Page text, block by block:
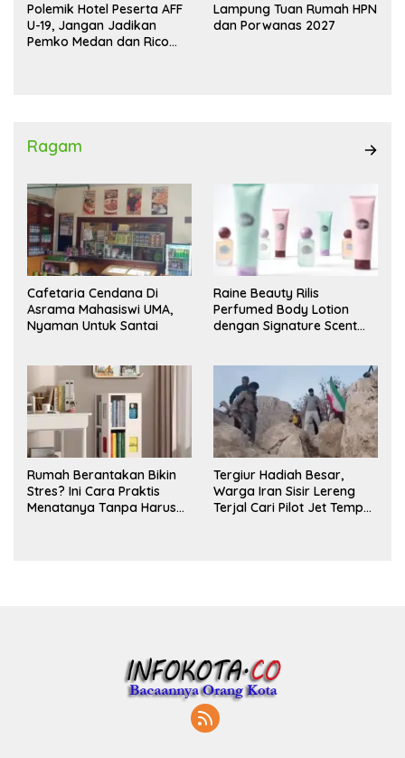
Polemik Hotel Peserta AFF
U-19, Jangan Jadikan
Pemko Medan dan Rico
Lampung Tuan Rumah HPN
dan Porwanas 2027
Ragam
Cafetaria Cendana Di
Asrama Mahasiswi UMA,
Nyaman Untuk Santai
Raine Beauty Rilis
Perfumed Body Lotion
dengan Signature Scent
Rumah Berantakan Bikin
Stres? Ini Cara Praktis
Menatanya Tanpa Harus
Tergiur Hadiah Besar,
Warga Iran Sisir Lereng
Terjal Cari Pilot Jet Tempur